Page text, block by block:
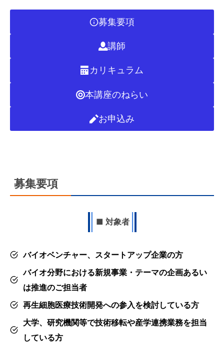
募集要項
講師
カリキュラム
本講座のねらい
お申込み
募集要項
■ 対象者
バイオベンチャー、スタートアップ企業の方​
バイオ分野における新規事業・テーマの企画あるい
は推進のご担当者
再生細胞医療技術開発への参入を検討している方​
大学、研究機関等で技術移転や産学連携業務を担当
している方​